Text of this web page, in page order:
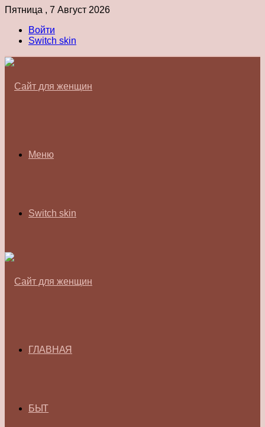
Пятница , 7 Август 2026
Войти
Switch skin
Меню
Switch skin
ГЛАВНАЯ
БЫТ